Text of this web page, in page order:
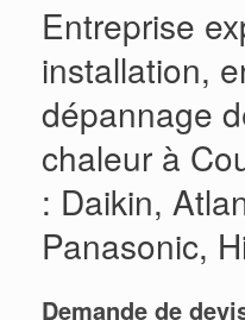
Entreprise
installation,
dépannage
chaleur à
: Daikin,
Panasonic,
Demande de